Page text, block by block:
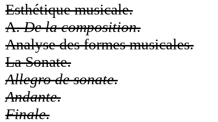
Esthétique musicale.
A.De la composition.
Analyse des formes musicales.
La Sonate.
Allegro de sonate.
Andante.
Finale.